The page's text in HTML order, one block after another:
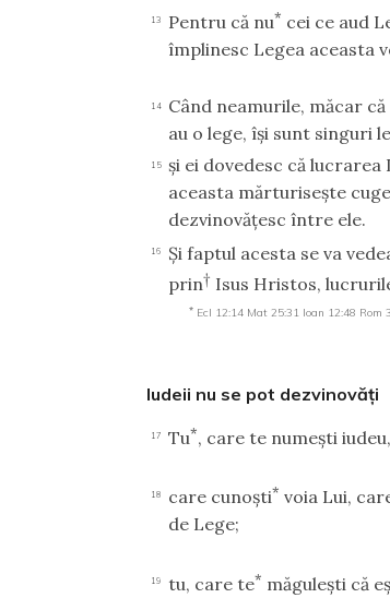
13 Pentru că nu* cei ce aud
împlinesc Legea aceasta
14
Când neamurile, măcar
au o lege, îşi sunt singuri
15
şi ei dovedesc că
aceasta mărturiseşte
dezvinovăţesc între ele.
16 Şi faptul acesta se va
prin† Isus Hristos,
* Ecl 12:14 Mat 25:31 Ioan 12:48 Rom
Iudeii nu se pot dezvinovăţi
17 Tu*, care te numeşti
18 care cunoşti* voia Lui,
de Lege;
19 tu, care te* măguleşti că